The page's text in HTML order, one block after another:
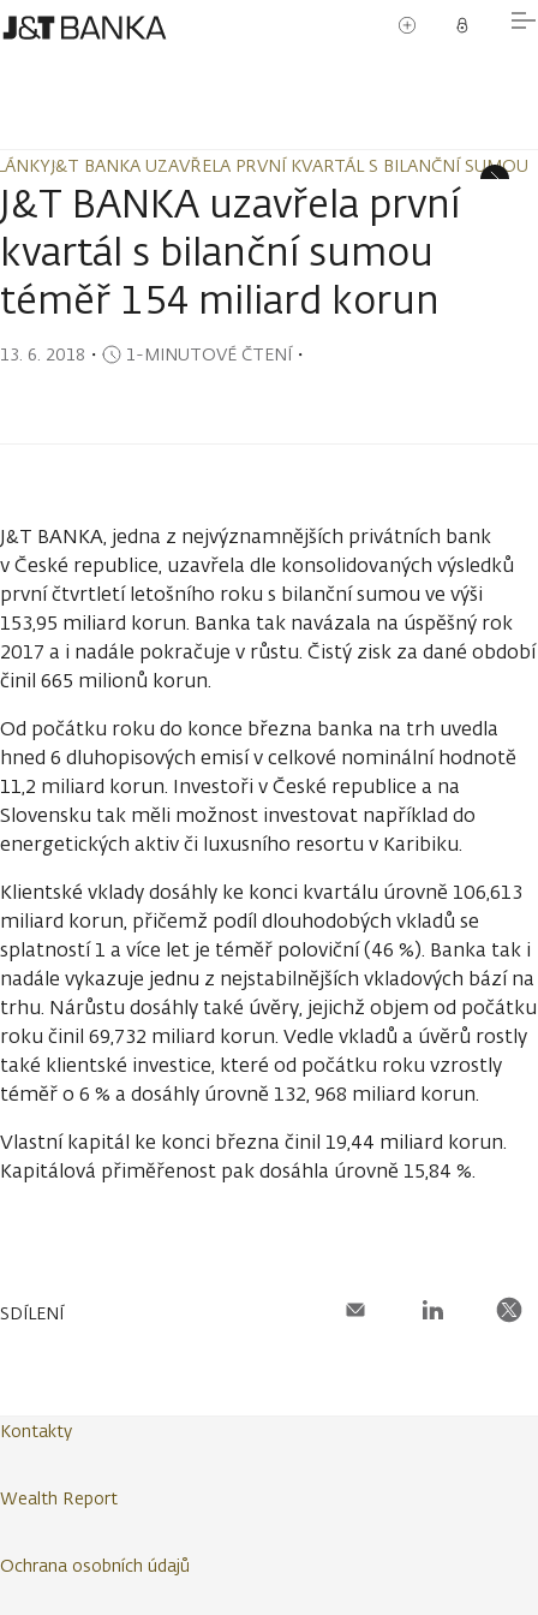
J&T BANKA UZAVŘELA PRVNÍ KVARTÁL S BILANČNÍ
J&T BANKA UZAVŘELA PRVNÍ KVARTÁL S BILANČNÍ
J&T BANKA uzavřela první
kvartál s bilanční sumou
téměř 154 miliard korun
13. 6. 2018 ・ 1-MINUTOVÉ ČTENÍ・
J&T BANKA, jedna z nejvýznamnějších privátních bank
v České republice, uzavřela dle konsolidovaných výsledků
první čtvrtletí letošního roku s bilanční sumou ve výši
153,95 miliard korun. Banka tak navázala na úspěšný rok
2017 a i nadále pokračuje v růstu. Čistý zisk za dané období
činil 665 milionů korun.
Od počátku roku do konce března banka na trh uvedla
hned 6 dluhopisových emisí v celkové nominální hodnotě
11,2 miliard korun. Investoři v České republice a na
Slovensku tak měli možnost investovat například do
energetických aktiv či luxusního resortu v Karibiku.
Klientské vklady dosáhly ke konci kvartálu úrovně 106,613
miliard korun, přičemž podíl dlouhodobých vkladů se
splatností 1 a více let je téměř poloviční (46 %). Banka tak i
nadále vykazuje jednu z nejstabilnějších vkladových bází na
trhu. Nárůstu dosáhly také úvěry, jejichž objem od počátku
roku činil 69,732 miliard korun. Vedle vkladů a úvěrů rostly
také klientské investice, které od počátku roku vzrostly
téměř o 6 % a dosáhly úrovně 132, 968 miliard korun.
Vlastní kapitál ke konci března činil 19,44 miliard korun.
Kapitálová přiměřenost pak dosáhla úrovně 15,84 %.
SDÍLENÍ
Kontakty
Wealth Report
Ochrana osobních údajů